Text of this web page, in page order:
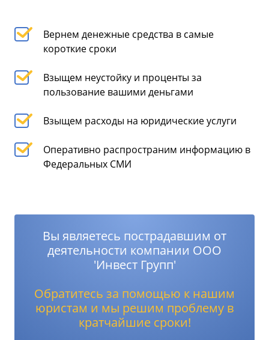
Вернем денежные средства в самые
короткие сроки
Взыщем неустойку и проценты за
пользование вашими деньгами
Взыщем расходы на юридические услуги
Оперативно распространим информацию в
Федеральных СМИ
Вы являетесь пострадавшим от
деятельности компании ООО
'Инвест Групп'
Обратитесь за помощью к нашим
юристам и мы решим проблему в
кратчайшие сроки!